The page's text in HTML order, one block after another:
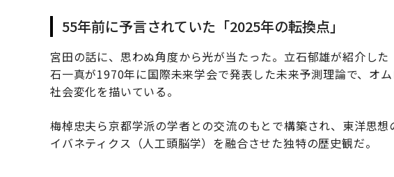
55年前に予言されていた「2025年の転換点」
宮田の話に、思わぬ角度から光が当たった。立石郁雄が紹介し
石一真が1970年に国際未来学会で発表した未来予測理論で、オ
社会変化を描いている。
梅棹忠夫ら京都学派の学者との交流のもとで構築され、東洋思
イバネティクス（人工頭脳学）を融合させた独特の歴史観だ。